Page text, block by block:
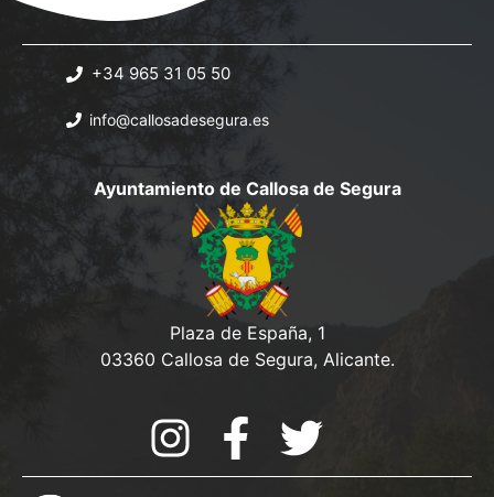
+34 965 31 05 50
info@callosadesegura.es
Ayuntamiento de Callosa de Segura
Plaza de España, 1
03360 Callosa de Segura, Alicante.